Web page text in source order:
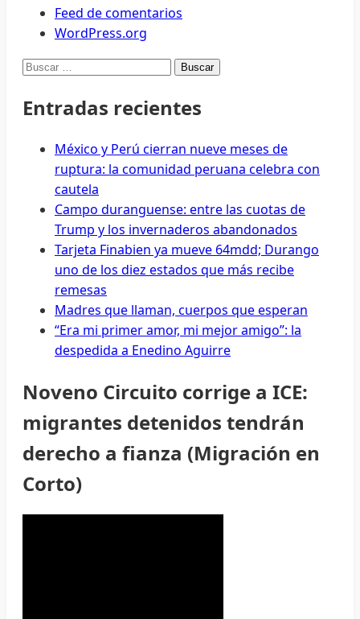
Feed de comentarios
WordPress.org
Buscar:
Entradas recientes
México y Perú cierran nueve meses de
ruptura: la comunidad peruana celebra con
cautela
Campo duranguense: entre las cuotas de
Trump y los invernaderos abandonados
Tarjeta Finabien ya mueve 64mdd; Durango
uno de los diez estados que más recibe
remesas
Madres que llaman, cuerpos que esperan
“Era mi primer amor, mi mejor amigo”: la
despedida a Enedino Aguirre
Noveno Circuito corrige a ICE:
migrantes detenidos tendrán
derecho a fianza (Migración en
Corto)